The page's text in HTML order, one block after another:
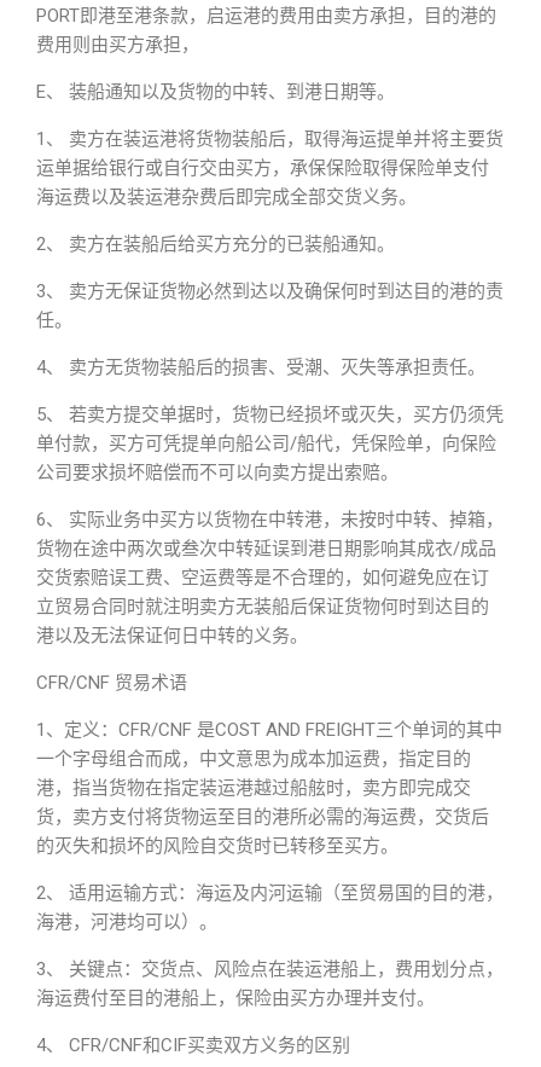
PORT即港至港条款，启运港的费用由卖方承担，目的港的
费用则由买方承担，
E、 装船通知以及货物的中转、到港日期等。
1、 卖方在装运港将货物装船后，取得海运提单并将主要货
运单据给银行或自行交由买方，承保保险取得保险单支付
海运费以及装运港杂费后即完成全部交货义务。
2、 卖方在装船后给买方充分的已装船通知。
3、 卖方无保证货物必然到达以及确保何时到达目的港的责
任。
4、 卖方无货物装船后的损害、受潮、灭失等承担责任。
5、 若卖方提交单据时，货物已经损坏或灭失，买方仍须凭
单付款，买方可凭提单向船公司/船代，凭保险单，向保险
公司要求损坏赔偿而不可以向卖方提出索赔。
6、 实际业务中买方以货物在中转港，未按时中转、掉箱，
货物在途中两次或叁次中转延误到港日期影响其成衣/成品
交货索赔误工费、空运费等是不合理的，如何避免应在订
立贸易合同时就注明卖方无装船后保证货物何时到达目的
港以及无法保证何日中转的义务。
CFR/CNF 贸易术语
1、定义：CFR/CNF 是COST AND FREIGHT三个单词的其中
一个字母组合而成，中文意思为成本加运费，指定目的
港，指当货物在指定装运港越过船舷时，卖方即完成交
货，卖方支付将货物运至目的港所必需的海运费，交货后
的灭失和损坏的风险自交货时已转移至买方。
2、 适用运输方式：海运及内河运输（至贸易国的目的港，
海港，河港均可以）。
3、 关键点：交货点、风险点在装运港船上，费用划分点，
海运费付至目的港船上，保险由买方办理并支付。
4、 CFR/CNF和CIF买卖双方义务的区别